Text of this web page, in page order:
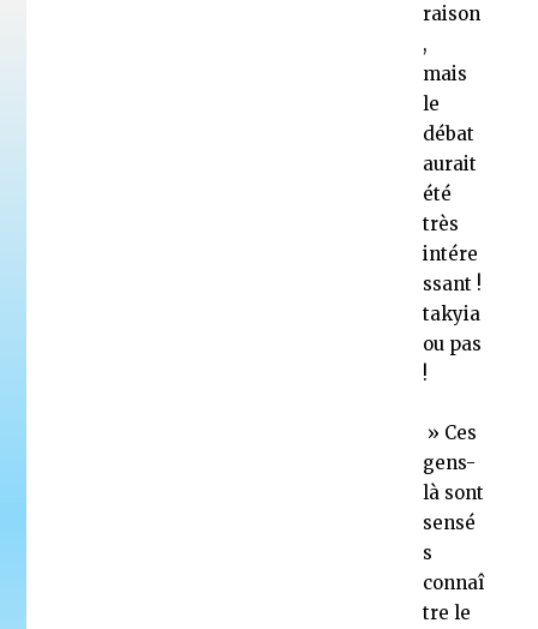
raison
,
mais
le
débat
aurait
été
très
intére
ssant !
takyia
ou pas
!
» Ces
gens-
là sont
sensé
s
connaî
tre le